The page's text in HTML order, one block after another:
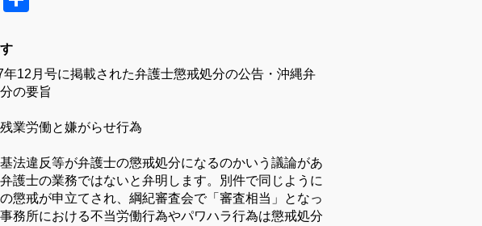
12月号に掲載された弁護士懲戒処分の公告・沖縄弁
の要旨
業労働と嫌がらせ行為
法違反等が弁護士の懲戒処分になるのかいう議論があ
護士の業務ではないと弁明します。
別件で同じように
懲戒が申立てされ、綱紀審査会で「審査相当」となっ
務所における不当労働行為やパワハラ行為は懲戒処分